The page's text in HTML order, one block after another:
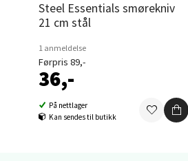
Steel Essentials smørekniv
21 cm stål
1 anmeldelse
Førpris 89,-
36,-
På nettlager
Kan sendes til butikk